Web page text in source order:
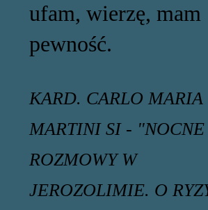
ufam, wierzę, mam
pewność.
KARD. CARLO MARIA
MARTINI SI - "NOCNE
ROZMOWY W
JEROZOLIMIE. O